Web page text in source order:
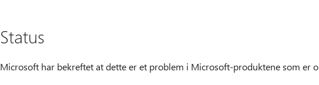
Status
Microsoft har bekreftet at dette er et problem i Microsoft-produktene som er